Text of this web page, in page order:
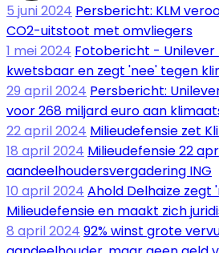
5 juni 2024 Persbericht: KLM
CO2-uitstoot met omvliegers
1 mei 2024 Fotobericht - Unilever
kwetsbaar en zegt 'nee' tegen
29 april 2024 Persbericht:
voor 268 miljard euro aan
22 april 2024 Milieudefensie zet
18 april 2024 Milieudefensie 22
aandeelhoudersvergadering ING
10 april 2024 Ahold Delhaize zegt
Milieudefensie en maakt zich
8 april 2024 92% winst grote